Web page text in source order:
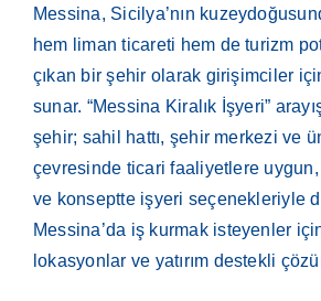
Messina, Sicilya’nın
hem liman ticareti hem de turizm
çıkan bir şehir olarak girişimciler
sunar. “Messina Kiralık İşyeri”
şehir; sahil hattı, şehir merkezi ve
çevresinde ticari faaliyetlere
ve konseptte işyeri seçenekleriyle
Messina’da iş kurmak isteyenler
lokasyonlar ve yatırım destekli